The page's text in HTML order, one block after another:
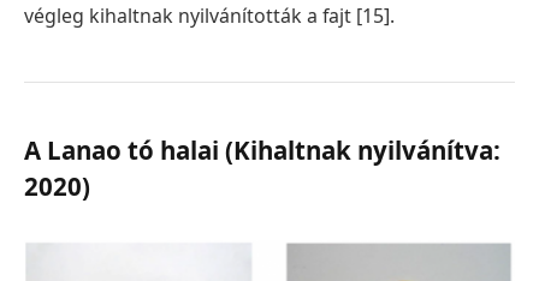
végleg kihaltnak nyilvánították a fajt [15].
A Lanao tó halai (Kihaltnak nyilvánítva:
2020)